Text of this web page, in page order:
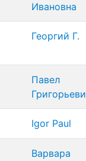
Ивановна
Георгий Г.
Павел
Igor Paul
Варвара